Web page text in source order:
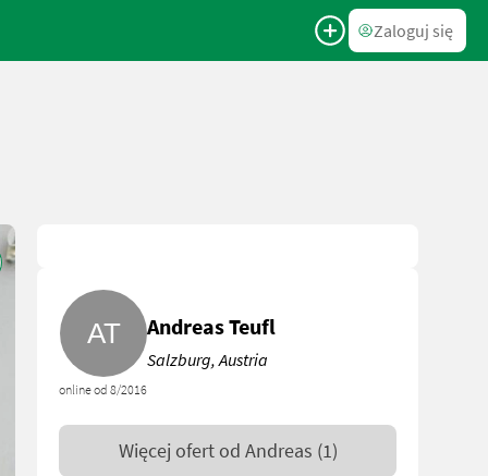
Zaloguj się
online od 8/2016
Andreas Teufl
Salzburg, Austria
Więcej ofert od Andreas (1)